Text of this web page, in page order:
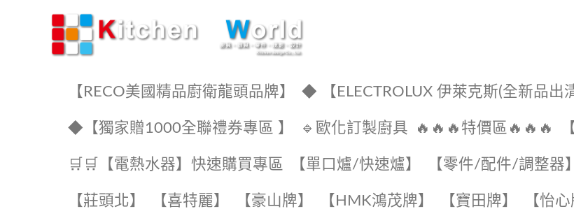
【RECO美國精品廚衛龍頭品牌】 ◆ 【ELECTROLUX 伊萊克斯(全新品出
◆【獨家贈1000全聯禮券專區 】 🔹歐化訂製廚具 🔥🔥🔥特價區🔥🔥🔥
🛒🛒【電熱水器】快速購買專區 【單口爐/快速爐】 【零件/配件/調整器】
【莊頭北】 【喜特麗】 【豪山牌】 【HMK鴻茂牌】 【寶田牌】 【怡心